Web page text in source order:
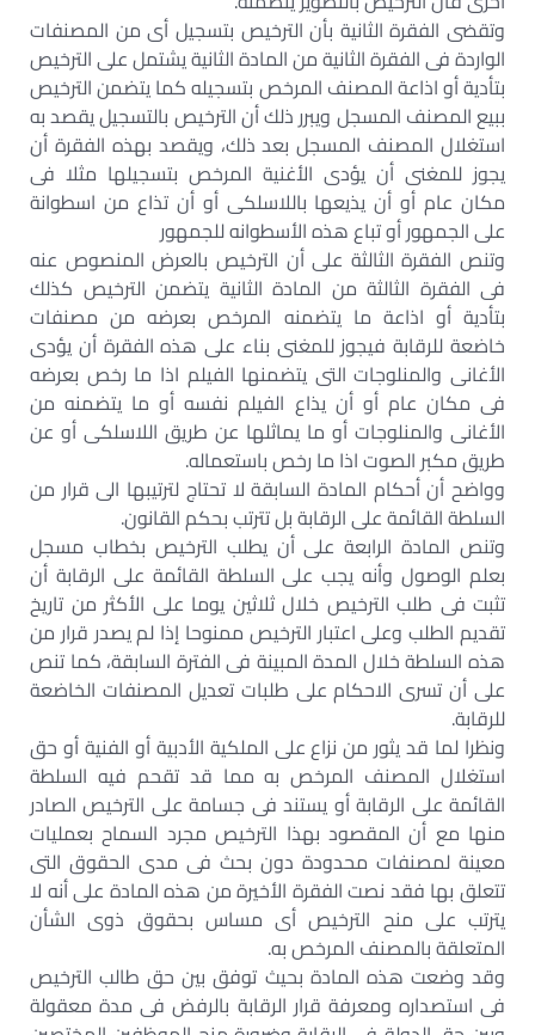
وتقضى الفقرة الثانية بأن الترخيص بتسجيل أى من المصنفات
الواردة فى الفقرة الثانية من المادة الثانية يشتمل على الترخيص
بتأدية أو اذاعة المصنف المرخص بتسجيله كما يتضمن الترخيص
ببيع المصنف المسجل ويبرر ذلك أن الترخيص بالتسجيل يقصد به
استغلال المصنف المسجل بعد ذلك، ويقصد بهذه الفقرة أن
يجوز للمغنى أن يؤدى الأغنية المرخص بتسجيلها مثلا فى
مكان عام أو أن يذيعها باللاسلكى أو أن تذاع من اسطوانة
على الجمهور أو تباع هذه الأسطوانه للجمهور
وتنص الفقرة الثالثة على أن الترخيص بالعرض المنصوص عنه
فى الفقرة الثالثة من المادة الثانية يتضمن الترخيص كذلك
بتأدية أو اذاعة ما يتضمنه المرخص بعرضه من مصنفات
خاضعة للرقابة فيجوز للمغنى بناء على هذه الفقرة أن يؤدى
الأغانى والمنلوجات التى يتضمنها الفيلم اذا ما رخص بعرضه
فى مكان عام أو أن يذاع الفيلم نفسه أو ما يتضمنه من
الأغانى والمنلوجات أو ما يماثلها عن طريق اللاسلكى أو عن
طريق مكبر الصوت اذا ما رخص باستعماله.
وواضح أن أحكام المادة السابقة لا تحتاج لترتيبها الى قرار من
السلطة القائمة على الرقابة بل تترتب بحكم القانون.
وتنص المادة الرابعة على أن يطلب الترخيص بخطاب مسجل
بعلم الوصول وأنه يجب على السلطة القائمة على الرقابة أن
تثبت فى طلب الترخيص خلال ثلاثين يوما على الأكثر من تاريخ
تقديم الطلب وعلى اعتبار الترخيص ممنوحا إذا لم يصدر قرار من
هذه السلطة خلال المدة المبينة فى الفترة السابقة، كما تنص
على أن تسرى الاحكام على طلبات تعديل المصنفات الخاضعة
للرقابة.
ونظرا لما قد يثور من نزاع على الملكية الأدبية أو الفنية أو حق
استغلال المصنف المرخص به مما قد تقحم فيه السلطة
القائمة على الرقابة أو يستند فى جسامة على الترخيص الصادر
منها مع أن المقصود بهذا الترخيص مجرد السماح بعمليات
معينة لمصنفات محدودة دون بحث فى مدى الحقوق التى
تتعلق بها فقد نصت الفقرة الأخيرة من هذه المادة على أنه لا
يترتب على منح الترخيص أى مساس بحقوق ذوى الشأن
المتعلقة بالمصنف المرخص به.
وقد وضعت هذه المادة بحيث توفق بين حق طالب الترخيص
فى استصداره ومعرفة قرار الرقابة بالرفض فى مدة معقولة